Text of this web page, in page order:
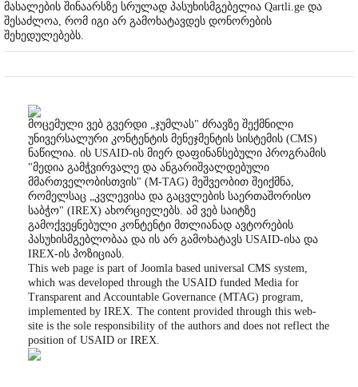
მასალების შინაარსზე სრულად პასუხისმგებელია Qartli.ge და
შესაძლოა, რომ იგი არ გამოხატავდეს დონორების
შეხედულებებს.
მოცემული ვებ გვერდი „ჯუმლას" ძრავზე შექმნილი
უნივერსალური კონტენტის მენეჯმენტის სისტემის (CMS)
ნაწილია. ის USAID-ის მიერ დაფინანსებული პროგრამის
"მედია გამჭვირვალე და ანგარიშვალდებული
მმართველობისთვის" (M-TAG) მეშვეობით შეიქმნა,
რომელსაც „კვლევისა და გაცვლების საერთაშორისო
საბჭო" (IREX) ახორციელებს. ამ ვებ საიტზე
გამოქვეყნებული კონტენტი მთლიანად ავტორების
პასუხისმგებლობაა და ის არ გამოხატავს USAID-ისა და
IREX-ის პოზიციას.
This web page is part of Joomla based universal CMS system,
which was developed through the USAID funded Media for
Transparent and Accountable Governance (MTAG) program,
implemented by IREX. The content provided through this web-
site is the sole responsibility of the authors and does not reflect the
position of USAID or IREX.